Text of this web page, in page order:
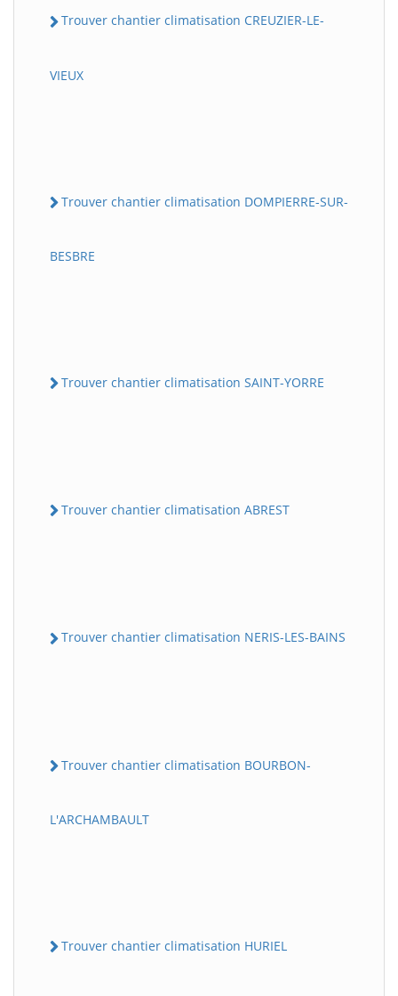
Trouver chantier climatisation CREUZIER-LE-
VIEUX
Trouver chantier climatisation DOMPIERRE-SUR-
BESBRE
Trouver chantier climatisation SAINT-YORRE
Trouver chantier climatisation ABREST
Trouver chantier climatisation NERIS-LES-BAINS
Trouver chantier climatisation BOURBON-
L'ARCHAMBAULT
Trouver chantier climatisation HURIEL